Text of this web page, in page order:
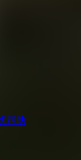
帮助